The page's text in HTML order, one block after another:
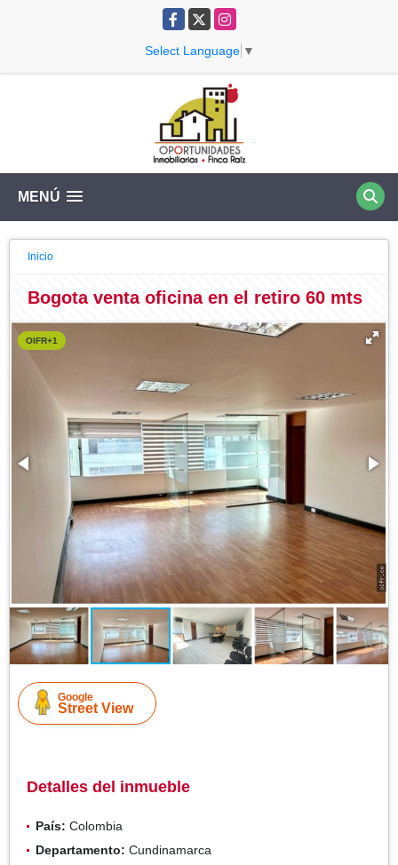
Facebook
X Instagram
Select Language ▼
MENÚ
Inicio
Bogota venta oficina en el retiro 60 mts
OIFR+1
Google
Street View
Detalles del inmueble
País: Colombia
Departamento: Cundinamarca